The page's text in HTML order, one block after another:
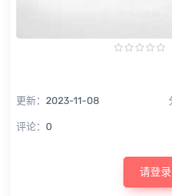
更新： 2023-11-08
评论： 0
请登录